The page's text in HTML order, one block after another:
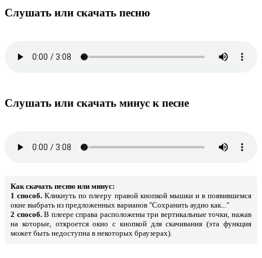
Слушать или скачать песню
Слушать или скачать минус к песне
Как скачать песню или минус:
1 способ. Кликнуть по плееру правой кнопкой мышки и в появившемся
окне выбрать из предложенных варианов "Сохранить аудио как..."
2 способ.В плеере справа расположены три вертикальные точки, нажав
на которые, откроется окно с кнопкой для скачивания (эта функция
может быть недоступна в некоторых браузерах).